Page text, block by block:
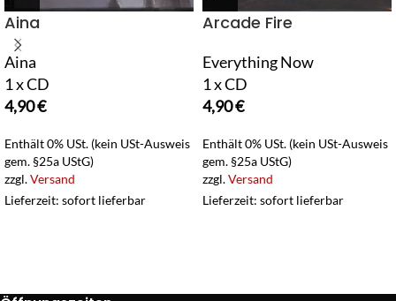
Aina
Aina
1 x CD
4,90€
Enthält 0% USt. (kein USt-Ausweis
gem. §25a UStG)
zzgl.Versand
Lieferzeit: sofort lieferbar
Arcade Fire
Everything Now
1 x CD
4,90€
Enthält 0% USt. (kein USt-Ausweis
gem. §25a UStG)
zzgl.Versand
Lieferzeit: sofort lieferbar